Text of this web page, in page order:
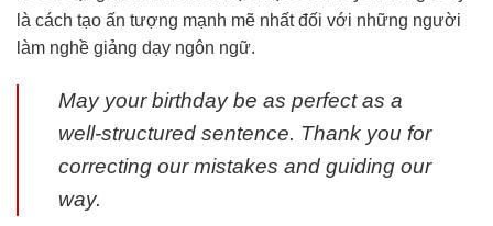
là cách tạo ấn tượng mạnh mẽ nhất đối với những người
làm nghề giảng dạy ngôn ngữ.
May your birthday be as perfect as a
well-structured sentence. Thank you for
correcting our mistakes and guiding our
way.